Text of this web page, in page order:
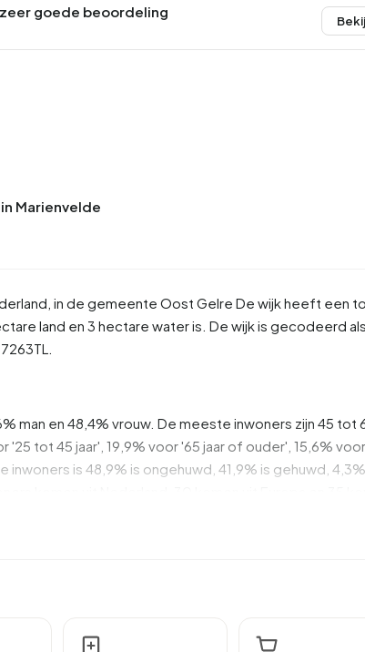
goede beoordeling
Marienvelde
, in de gemeente Oost Gelre De wijk heeft een
land en 3 hectare water is. De wijk is gecodeerd als
man en 48,4% vrouw. De meeste inwoners zijn 45 tot
tot 45 jaar', 19,9% voor '65 jaar of ouder', 15,6%
inwoners is 48,9% is ongehuwd, 41,9% is gehuwd,
Het gemiddelde inkomen per inkomensontvanger is